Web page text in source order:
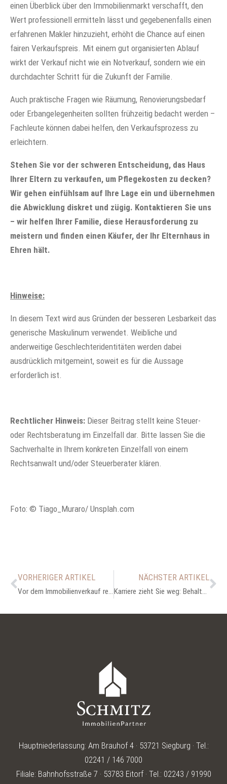
einen Überblick über den Immobilienmarkt verschafft, den
Wert professionell ermitteln lässt und gegebenenfalls einen
erfahrenen Makler hinzuzieht, erhöht die Chance auf einen
fairen Verkaufspreis. Mit einem gut organisierten Ablauf
wirkt der Verkauf nicht wie ein Notverkauf, sondern wie ein
durchdachter Schritt für die Zukunft der Familie.
Auch praktische Fragen wie Räumung, Renovierungsbedarf
oder Erbangelegenheiten sollten frühzeitig bedacht werden –
Fachleute können dabei helfen, den Verkaufsprozess zu
erleichtern.
Stehen Sie vor der schweren Entscheidung, das Haus
Ihrer Eltern zu verkaufen, um Pflegekosten zu decken?
Wir gehen einfühlsam auf Ihre Lage ein und übernehmen
die Abwicklung diskret und zügig. Kontaktieren Sie uns
– wir helfen Ihrer Familie, diese Herausforderung zu
meistern und finden einen Käufer, der Ihr Elternhaus in
Ehren hält.
Hinweise:
In diesem Text wird aus Gründen der besseren Lesbarkeit das
generische Maskulinum verwendet. Weibliche und
anderweitige Geschlechteridentitäten werden dabei
ausdrücklich mitgemeint, soweit es für die Aussage
erforderlich ist.
Rechtlicher Hinweis: Dieser Beitrag stellt keine Steuer-
oder Rechtsberatung im Einzelfall dar. Bitte lassen Sie die
Sachverhalte in Ihrem konkreten Einzelfall von einem
Rechtsanwalt und/oder Steuerberater klären.
Foto: © Tiago_Muraro/ Unsplah.com
VORHERIGER ARTIKEL
Vor dem Immobilienverkauf renovieren – oder lieber Preisnachlass geben?
NÄCHSTER ARTIKEL
Karriere zieht Sie weg: Behalten, vermieten – oder jetzt verkaufen?
Hauptniederlassung: Am Brauhof 4 · 53721 Siegburg · Tel.:
02241 / 146 7000
Filiale: Bahnhofsstraße 7 · 53783 Eitorf · Tel.: 02243 / 91990